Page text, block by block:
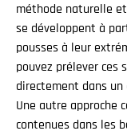
méthode naturelle
se développent à
pousses à leur
pouvez prélever ces
directement dans
Une autre approche
contenues dans les